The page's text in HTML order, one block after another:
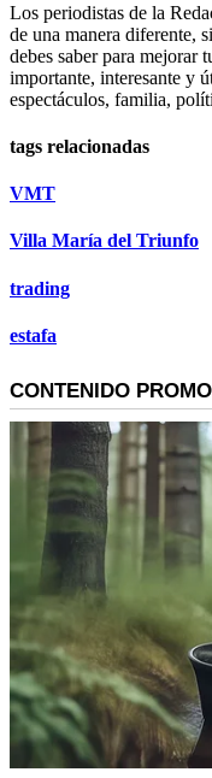
Los periodistas de la
de una manera diferente,
debes saber para mejorar
importante, interesante y
espectáculos, familia,
tags relacionadas
VMT
Villa María del Triunfo
trading
estafa